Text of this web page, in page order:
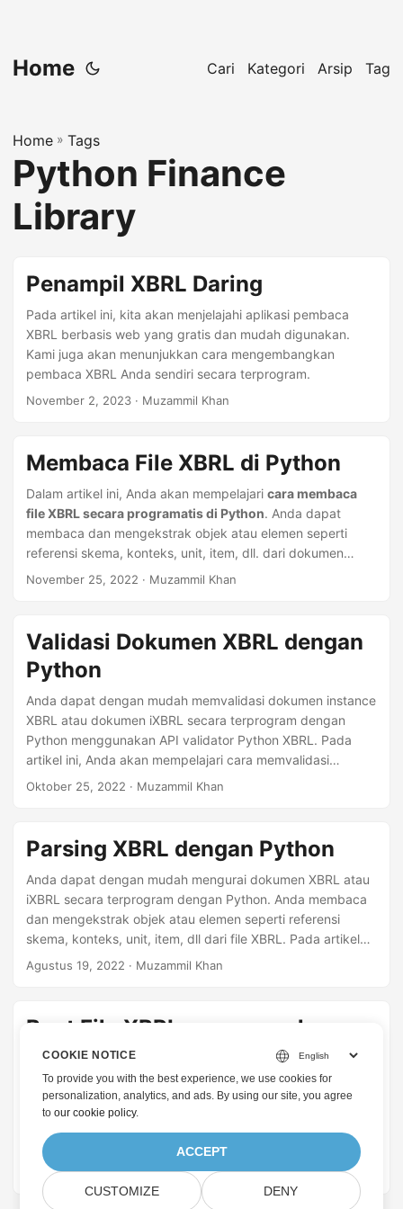
Home Cari Kategori Arsip Tag
Home » Tags
Python Finance
Library
Penampil XBRL Daring
Pada artikel ini, kita akan menjelajahi aplikasi pembaca
XBRL berbasis web yang gratis dan mudah digunakan.
Kami juga akan menunjukkan cara mengembangkan
pembaca XBRL Anda sendiri secara terprogram.
November 2, 2023 · Muzammil Khan
Membaca File XBRL di Python
Dalam artikel ini, Anda akan mempelajari cara membaca
file XBRL secara programatis di Python. Anda dapat
membaca dan mengekstrak objek atau elemen seperti
referensi skema, konteks, unit, item, dll. dari dokumen
XBRL atau iXBRL.
November 25, 2022 · Muzammil Khan
Validasi Dokumen XBRL dengan
Python
Anda dapat dengan mudah memvalidasi dokumen instance
XBRL atau dokumen iXBRL secara terprogram dengan
Python menggunakan API validator Python XBRL. Pada
artikel ini, Anda akan mempelajari cara memvalidasi
dokumen instance XBRL dengan Python.
Oktober 25, 2022 · Muzammil Khan
Parsing XBRL dengan Python
Anda dapat dengan mudah mengurai dokumen XBRL atau
iXBRL secara terprogram dengan Python. Anda membaca
dan mengekstrak objek atau elemen seperti referensi
skema, konteks, unit, item, dll dari file XBRL. Pada artikel
ini, Anda akan mempelajari cara mem-parsing dokumen
Agustus 19, 2022 · Muzammil Khan
Buat File XBRL menggunakan
Python
Anda dapat dengan mudah membuat dokumen contoh
XBRL secara terprogram dengan Python. Anda dapat
konteks, unit, item, dll ke file XBRL. Pada artikel ini, Anda
akan mempelajari cara membuat dokumen contoh XBRL
menggunakan Python.
Juli 26, 2022· Muzammil Khan
COOKIE NOTICE
To provide you with the best experience, we use cookies for
personalization, analytics, and ads. By using our site, you agree
toour cookie policy.
ACCEPT
CUSTOMIZE DENY